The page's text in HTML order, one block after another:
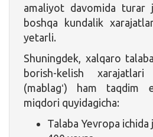
amaliyot davomida turar
boshqa kundalik
yetarli.
Shuningdek, xalqaro
borish-kelish
(mablagʻ) ham taqdim
miqdori quyidagicha:
Talaba Yevropa ichida